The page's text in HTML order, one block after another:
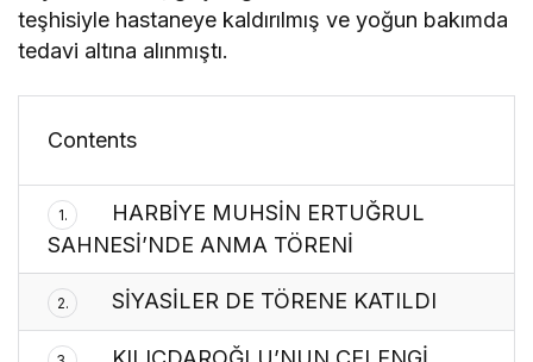
teşhisiyle hastaneye kaldırılmış ve yoğun bakımda
tedavi altına alınmıştı.
Contents
1.
HARBİYE MUHSİN ERTUĞRUL
SAHNESİ’NDE ANMA TÖRENİ
2. SİYASİLER DE TÖRENE KATILDI